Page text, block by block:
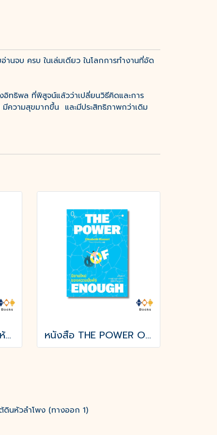
จบ ครบ ในเล่มเดียว ในโลกการทำงานที่อัด
อิทธิพล ที่พิสูจน์แล้วว่าเปลี่ยนวิธีคิดและการ
ความสุขมากขึ้น และมีประสิทธิภาพกว่าเดิม
หนังสือ RICH AF รวยให้สุด หนังสือ THE POWER OF ENOUGH นิยามใหม่ของความมั่งคั่ง
นหัวลำโพง (ทางออก 1)